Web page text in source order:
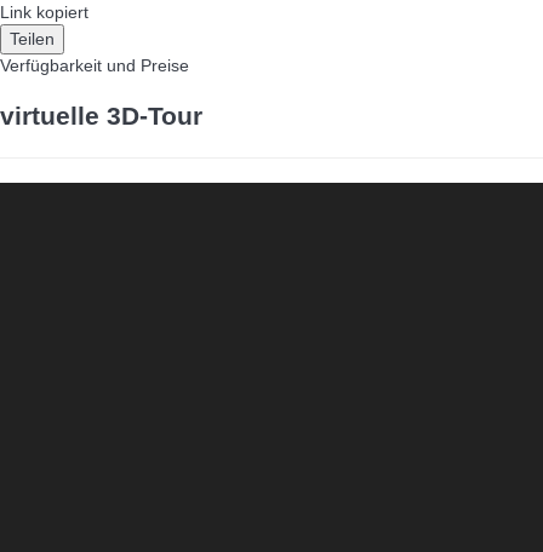
Link kopiert
Teilen
Verfügbarkeit und Preise
virtuelle 3D-Tour